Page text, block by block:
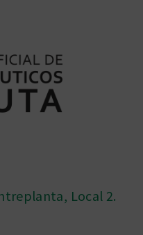
Local 2.